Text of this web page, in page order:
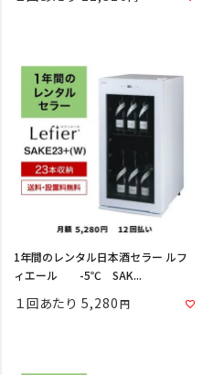
1年間のレンタル日本酒セラー ルフ
ィエール -5℃ SAK...
１回あたり 5,280